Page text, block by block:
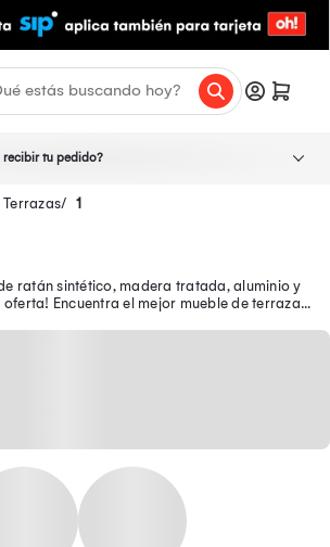
recibir tu pedido?
Terrazas 1
ratán sintético, madera tratada, aluminio y
Encuentra el mejor mueble de terraza